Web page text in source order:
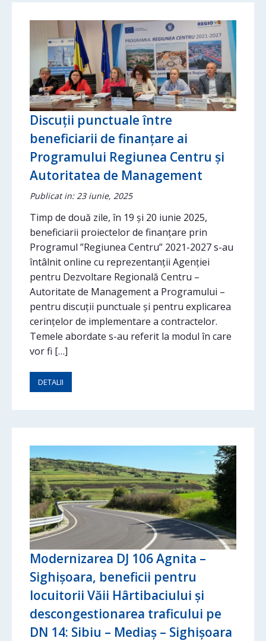
Discuții punctuale între
beneficiarii de finanțare ai
Programului Regiunea Centru și
Autoritatea de Management
Publicat in: 23 iunie, 2025
Timp de două zile, în 19 și 20 iunie 2025,
beneficiarii proiectelor de finanțare prin
Programul ”Regiunea Centru” 2021-2027 s-au
întâlnit online cu reprezentanții Agenției
pentru Dezvoltare Regională Centru –
Autoritate de Management a Programului –
pentru discuții punctuale și pentru explicarea
cerințelor de implementare a contractelor.
Temele abordate s-au referit la modul în care
vor fi […]
DETALII
Modernizarea DJ 106 Agnita –
Sighișoara, beneficii pentru
locuitorii Văii Hârtibaciului și
descongestionarea traficului pe
DN 14: Sibiu – Mediaș – Sighișoara